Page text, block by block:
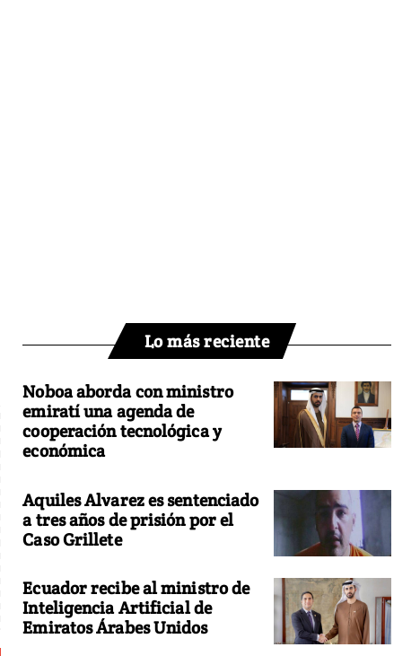
Lo más reciente
Noboa aborda con ministro
emiratí una agenda de
cooperación tecnológica y
económica
Aquiles Alvarez es sentenciado
a tres años de prisión por el
Caso Grillete
Ecuador recibe al ministro de
Inteligencia Artificial de
Emiratos Árabes Unidos